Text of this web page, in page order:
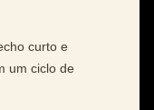
curto e
um ciclo de